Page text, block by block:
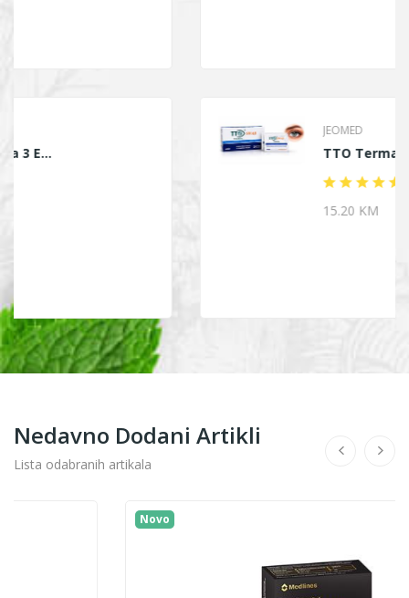
TTO Termalne Marami...
Nedavno Dodani Artikli
Lista odabranih artikala